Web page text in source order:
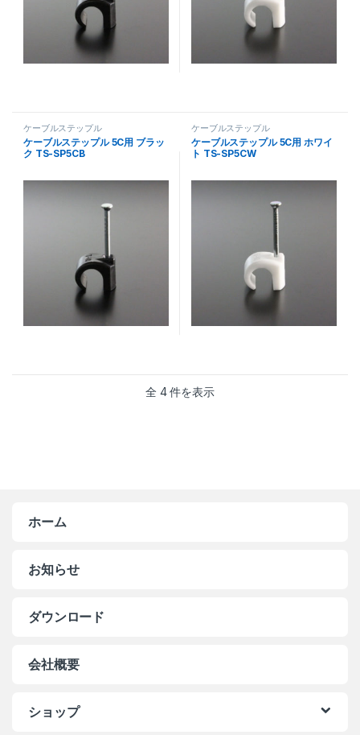
ケーブルステップル
ケーブルステップル 5C用 ブラッ
ク TS-SP5CB
ケーブルステップル
ケーブルステップル 5C用 ホワイ
ト TS-SP5CW
全 4 件を表示
ホーム
お知らせ
ダウンロード
会社概要
ショップ